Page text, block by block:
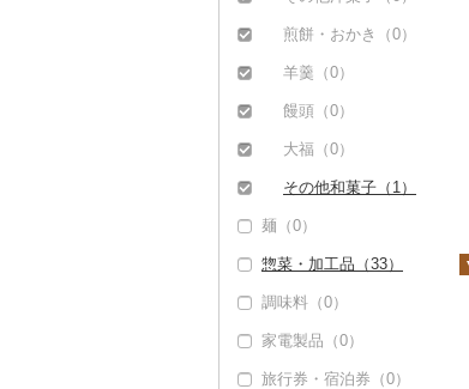
煎餅・おかき（0）
羊羹（0）
饅頭（0）
大福（0）
その他和菓子（1）
麺（0）
惣菜・加工品（33）
惣菜（0）
カレー・シチュー
調味料（0）
家電製品（0）
旅行券・宿泊券（0）